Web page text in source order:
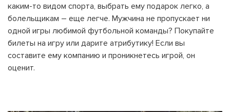
каким-то видом спорта, выбрать ему подарок легко, а
болельщикам – еще легче. Мужчина не пропускает ни
одной игры любимой футбольной команды? Покупайте
билеты на игру или дарите атрибутику! Если вы
составите ему компанию и проникнетесь игрой, он
оценит.